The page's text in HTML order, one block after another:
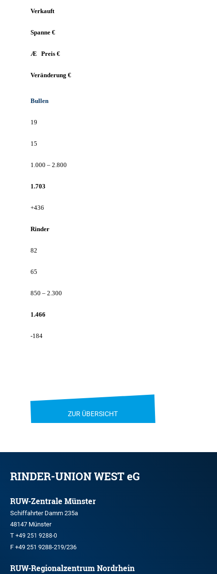
Verkauft
Spanne €
Æ Preis €
Veränderung €
Bullen
19
15
1.000 – 2.800
1.703
+436
Rinder
82
65
850 – 2.300
1.466
-184
ZUR ÜBERSICHT
RINDER-UNION WEST eG
RUW-Zentrale Münster
Schiffahrter Damm 235a
48147 Münster
T +49 251 9288-0
F +49 251 9288-219/236
RUW-Regionalzentrum Nordrhein